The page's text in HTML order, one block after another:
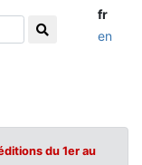
fr
en
du 1er au